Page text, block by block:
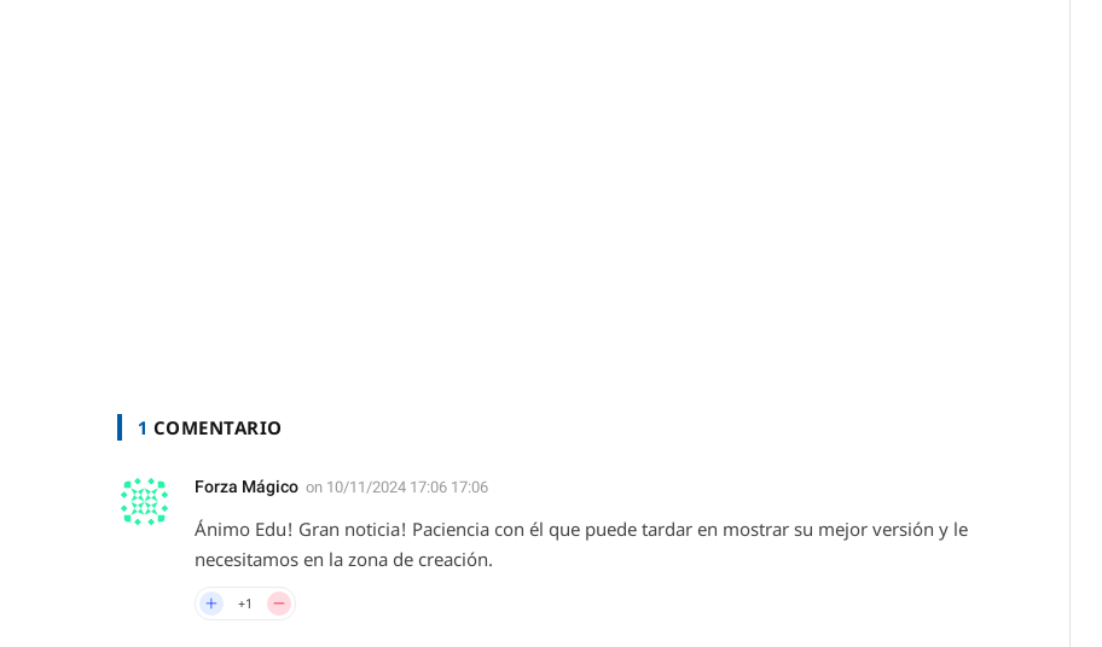
1 COMENTARIO
Forza Mágico on 10/11/2024 17:06 17:06
Ánimo Edu! Gran noticia! Paciencia con él que puede tardar en mostrar su mejor versión y le
necesitamos en la zona de creación.
+1